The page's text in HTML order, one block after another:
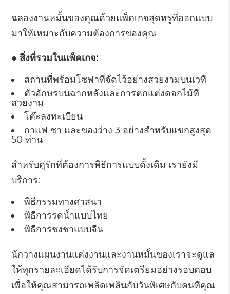
ฉลองงานหมั้นของคุณด้วยแพ็คเกจสุดหรูที่ออกแบบ
มาให้เหมาะกับความต้องการของคุณ
● สิ่งที่รวมในแพ็คเกจ:
สถานที่พร้อมโซฟาที่จัดไว้อย่างสวยงามบนเวที
ตัวอักษรบนฉากหลังและการตกแต่งดอกไม้ที่
สวยงาม
โต๊ะลงทะเบียน
กาแฟ ชา และของว่าง 3 อย่างสำหรับแขกสูงสุด
50 ท่าน
สำหรับคู่รักที่ต้องการพิธีการแบบดั้งเดิม เรายังมี
บริการ:
พิธีกรรมทางศาสนา
พิธีการรดน้ำแบบไทย
พิธีการชงชาแบบจีน
นักวางแผนงานแต่งงานและงานหมั้นของเราจะดูแล
ให้ทุกรายละเอียดได้รับการจัดเตรียมอย่างรอบคอบ
เพื่อให้คุณสามารถเพลิดเพลินกับวันพิเศษกับคนที่คุณ